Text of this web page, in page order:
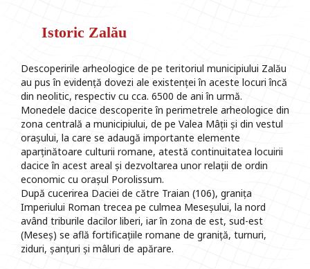
Istoric Zalău
Descoperirile arheologice de pe teritoriul municipiului Zalău
au pus în evidență dovezi ale existenței în aceste locuri încă
din neolitic, respectiv cu cca. 6500 de ani în urmă.
Monedele dacice descoperite în perimetrele arheologice din
zona centrală a municipiului, de pe Valea Mâții și din vestul
orașului, la care se adaugă importante elemente
aparținătoare culturii romane, atestă continuitatea locuirii
dacice în acest areal și dezvoltarea unor relații de ordin
economic cu orașul Porolissum.
După cucerirea Daciei de către Traian (106), granița
Imperiului Roman trecea pe culmea Meseșului, la nord
având triburile dacilor liberi, iar în zona de est, sud-est
(Meseș) se află fortificațiile romane de graniță, turnuri,
ziduri, șanțuri și mâluri de apărare.